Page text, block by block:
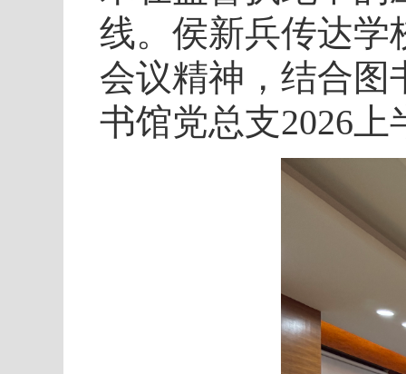
线。侯新兵传达学
会议精神，结合图
书馆党总支2026